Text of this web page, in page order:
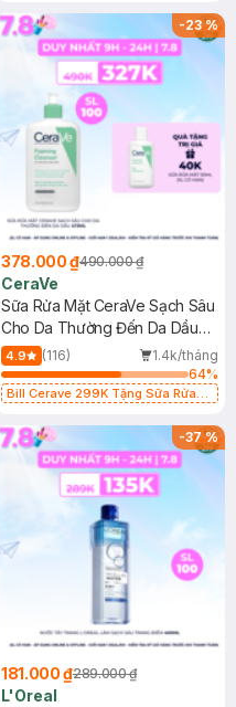
-23%
378.000 ₫490.000 ₫
CeraVe
Sữa Rửa Mặt CeraVe Sạch Sâu
Cho Da Thường Đến Da Dầu
473ml
4.9 (116)
1.4k/tháng
64%
Bill Cerave 299K Tặng Sữa Rửa
-37%
181.000 ₫289.000 ₫
L'Oreal